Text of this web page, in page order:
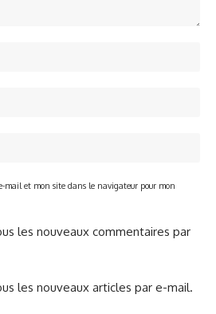
mail et mon site dans le navigateur pour mon
les nouveaux commentaires par
les nouveaux articles par e-mail.